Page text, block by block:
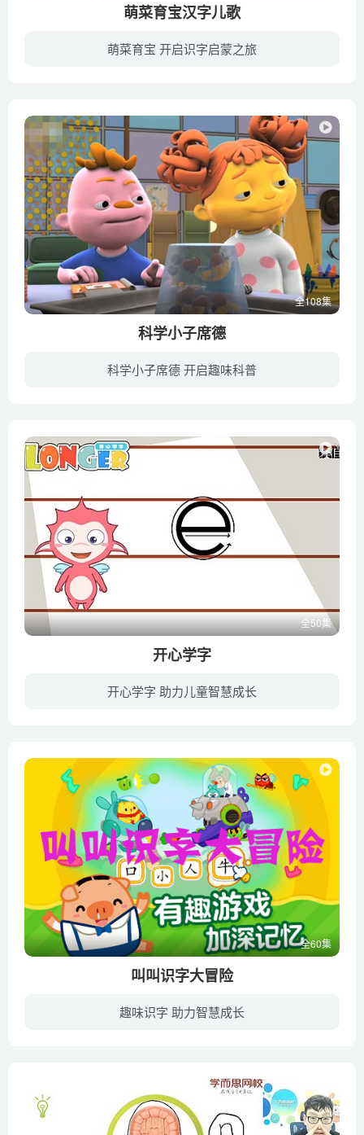
萌菜育宝汉字儿歌
萌菜育宝 开启识字启蒙之旅
全108集
科学小子席德
科学小子席德 开启趣味科普
全50集
开心学字
开心学字 助力儿童智慧成长
全60集
叫叫识字大冒险
趣味识字 助力智慧成长